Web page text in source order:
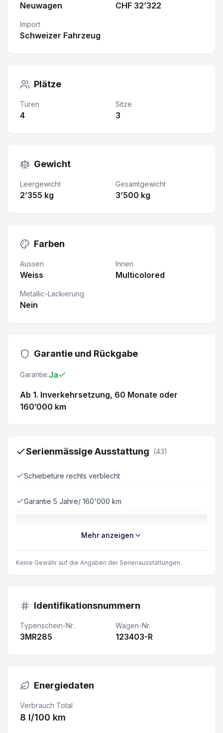
Neuwagen CHF 32’322
Import
Schweizer Fahrzeug
Plätze
Türen
4
Sitze
3
Gewicht
Leergewicht
2’355 kg
Gesamtgewicht
3’500 kg
Farben
Aussen
Weiss
Innen
Multicolored
Metallic-Lackierung
Nein
Garantie und Rückgabe
Garantie:Ja
Ab 1. Inverkehrsetzung, 60 Monate oder
160’000 km
Serienmässige Ausstattung (43)
Schiebetüre rechts verblecht
Garantie 5 Jahre/ 160'000 km
Kollisionswarner
Nebelscheinwerfer
Klimaautomat
Aussenspiegel elektrisch beheizbar
Seiten- und Kopfairbag vorn
Mehr anzeigen
Keine Gewähr auf die Angaben der Serienausstattungen.
Identifikationsnummern
Typenschein-Nr.
3MR285
Wagen-Nr.
123403-R
Energiedaten
Verbrauch Total
8 l/100 km